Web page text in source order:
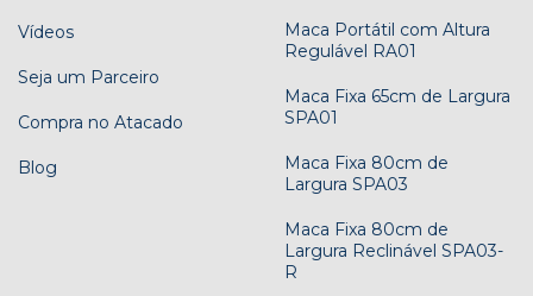
Vídeos
Seja um Parceiro
Compra no Atacado
Blog
Maca Portátil com Altura
Regulável RA01
Maca Fixa 65cm de Largura
SPA01
Maca Fixa 80cm de
Largura SPA03
Maca Fixa 80cm de
Largura Reclinável SPA03-
R